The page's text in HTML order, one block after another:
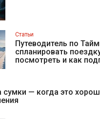
Статьи
Путеводитель по
спланировать
посмотреть и как
сумки — когда это